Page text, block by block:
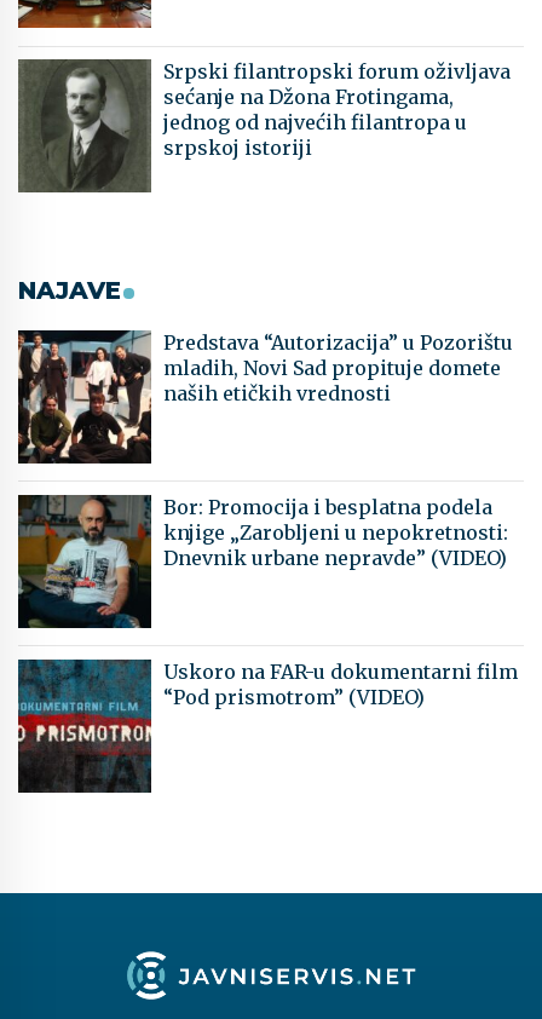
Srpski filantropski forum oživljava
sećanje na Džona Frotingama,
jednog od najvećih filantropa u
srpskoj istoriji
NAJAVE
Predstava “Autorizacija” u Pozorištu
mladih, Novi Sad propituje domete
naših etičkih vrednosti
Bor: Promocija i besplatna podela
knjige „Zarobljeni u nepokretnosti:
Dnevnik urbane nepravde” (VIDEO)
Uskoro na FAR-u dokumentarni film
“Pod prismotrom” (VIDEO)